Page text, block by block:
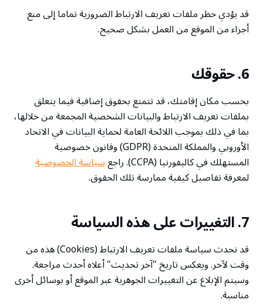
قد يؤدي حظر ملفات تعريف الارتباط الضرورية تماما إلى منع
أجزاء من الموقع من العمل بشكل صحيح.
6. حقوقك
بحسب مكان إقامتك، قد تتمتع بحقوق إضافية فيما يتعلق
بملفات تعريف الارتباط والبيانات الشخصية المجمعة من خلالها،
بما في ذلك بموجب اللائحة العامة لحماية البيانات في الاتحاد
الأوروبي والمملكة المتحدة (GDPR) وقانون خصوصية
المستهلك في كاليفورنيا (CCPA). راجع سياسة الخصوصية
لمعرفة تفاصيل كيفية ممارسة تلك الحقوق.
7. التغييرات على هذه السياسة
قد نحدث سياسة ملفات تعريف الارتباط (Cookies) هذه من
وقت لآخر. ويعكس تاريخ "آخر تحديث" أعلاه أحدث مراجعة.
وسيتم الإبلاغ عن التغييرات الجوهرية عبر الموقع أو بوسائل أخرى
مناسبة.